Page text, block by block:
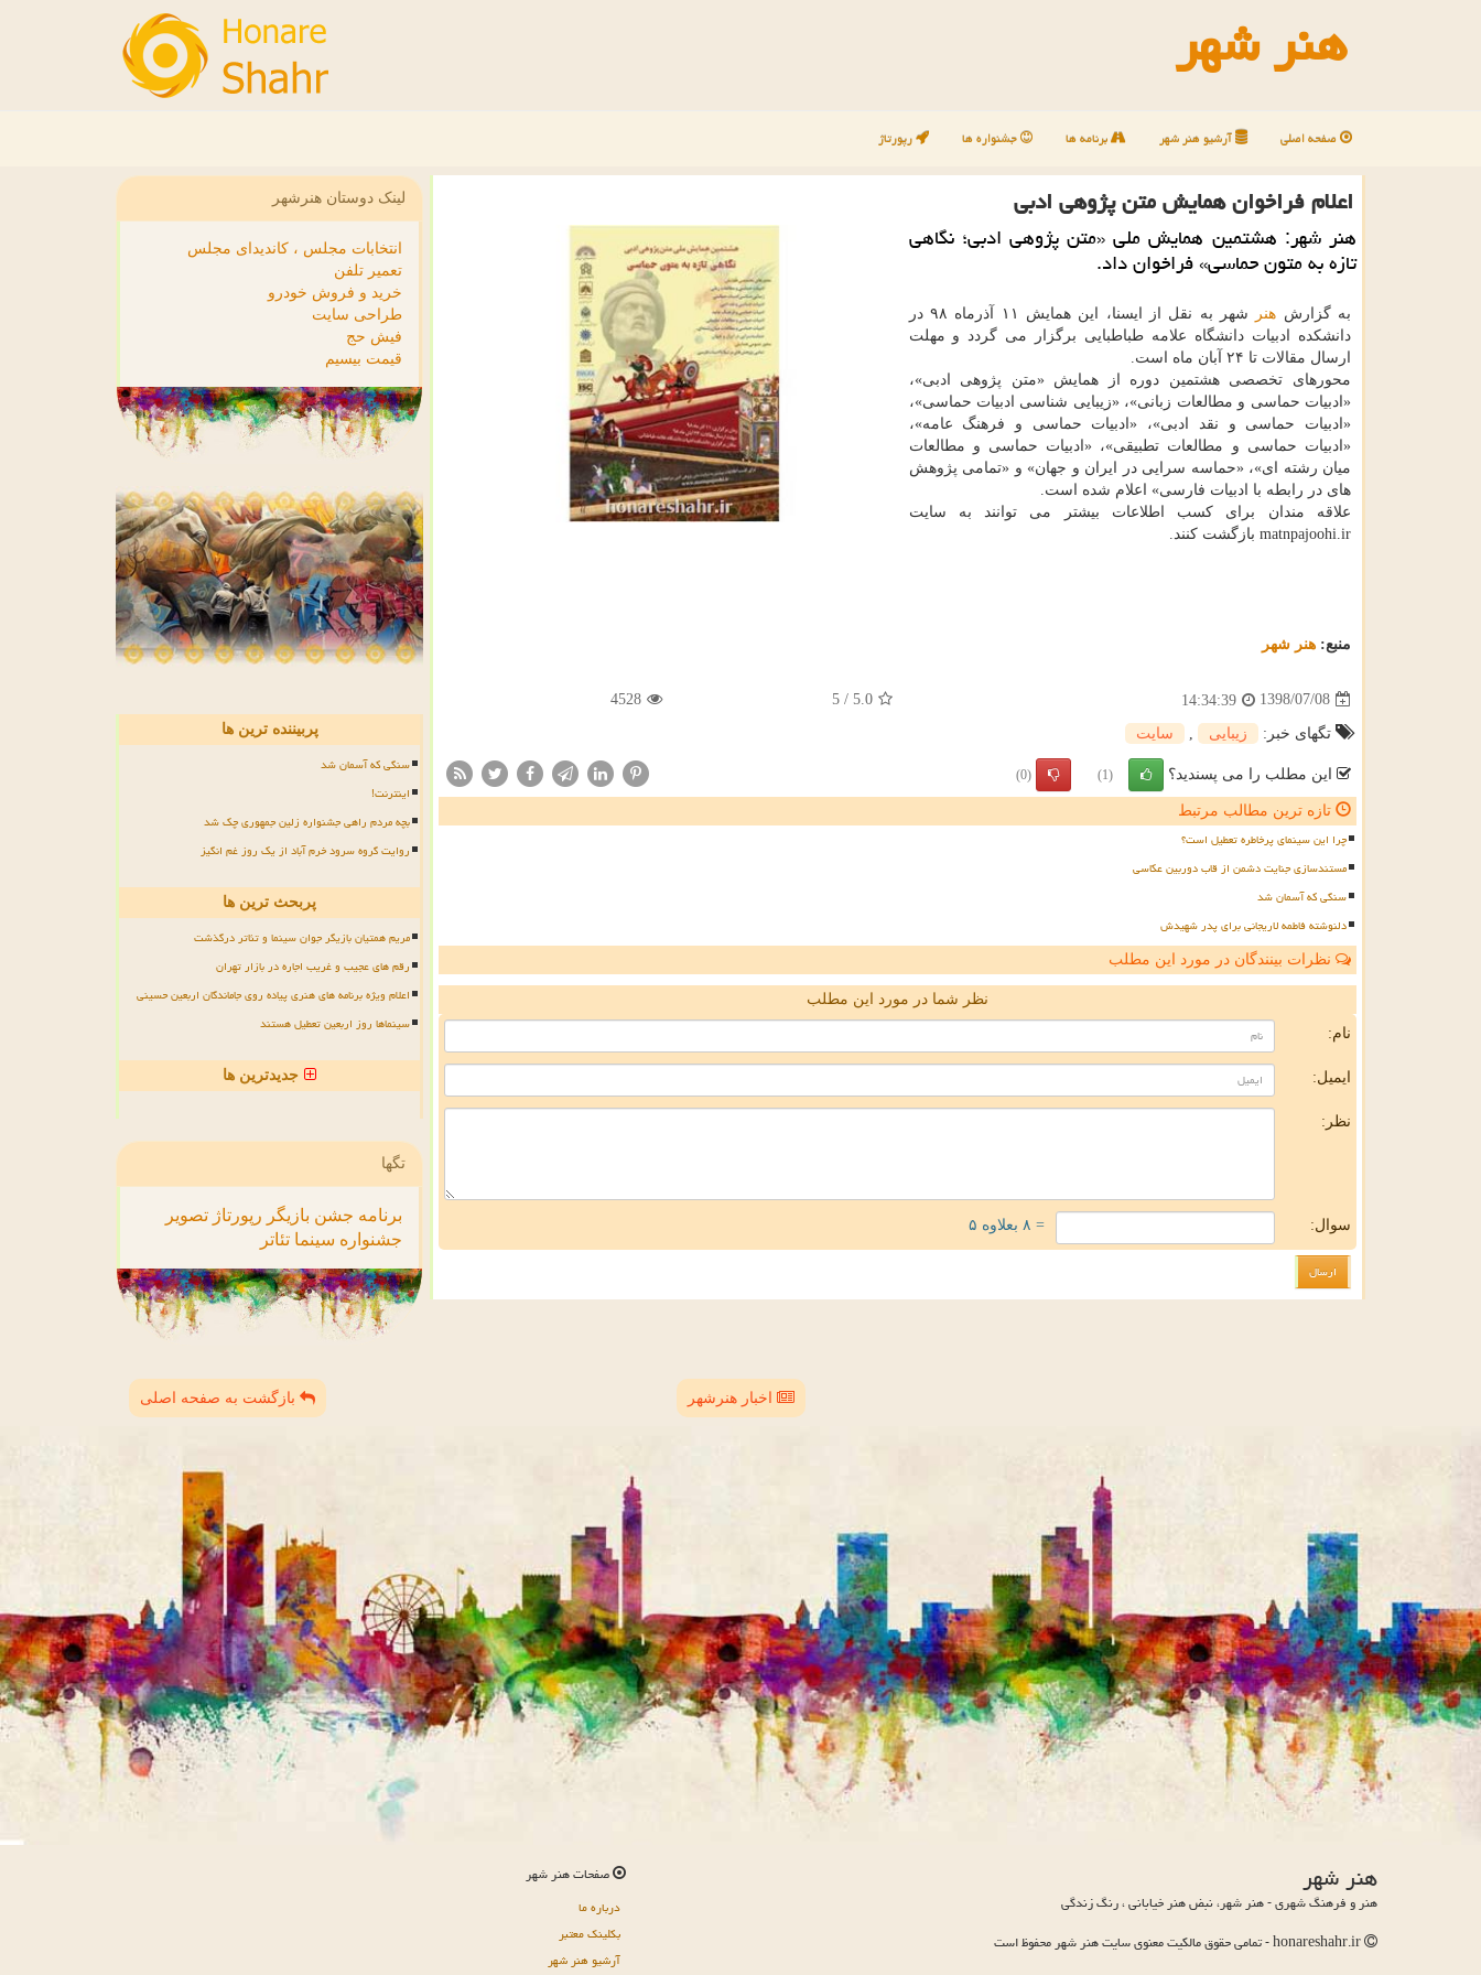
هنر شهر
صفحه اصلی آرشیو هنر شهر برنامه ها جشنواره ها رپورتاژ
اعلام فراخوان همایش متن پژوهی ادبی
هنر شهر: هشتمین همایش ملی «متن پژوهی ادبی؛ نگاهی
تازه به متون حماسی» فراخوان داد.
به گزارش هنر
شهر به نقل از ایسنا، این همایش ۱۱ آذرماه ۹۸ در
دانشكده ادبیات دانشگاه علامه طباطبایی برگزار می گردد و مهلت
ارسال مقالات تا ۲۴ آبان ماه است.
محورهای تخصصی هشتمین دوره از همایش «متن پژوهی ادبی»،
«ادبیات حماسی و مطالعات زبانی»، «زیبایی شناسی ادبیات حماسی»،
«ادبیات حماسی و نقد ادبی»، «ادبیات حماسی و فرهنگ عامه»،
«ادبیات حماسی و مطالعات تطبیقی»، «ادبیات حماسی و مطالعات
میان رشته ای»، «حماسه سرایی در ایران و جهان» و «تمامی پژوهش
های در رابطه با ادبیات فارسی» اعلام شده است.
علاقه مندان برای كسب اطلاعات بیشتر می توانند به سایت
matnpajoohi.ir بازگشت كنند.
منبع: هنر شهر
1398/07/08
14:34:39
5.0
/
5
4528
تگهای خبر: زیبایی سایت
این مطلب را می پسندید؟ (1)
(0)
تازه ترین مطالب مرتبط
چرا این سینمای پرخاطره تعطیل است؟
مستندسازی جنایت دشمن از قاب دوربین عکاسی
سنگی که آسمان شد
دلنوشته فاطمه لاریجانی برای پدر شهیدش
نظرات بینندگان در مورد این مطلب
نظر شما در مورد این مطلب
نام:
ایمیل:
نظر:
سوال: = ۸ بعلاوه ۵
لینک دوستان هنرشهر
انتخابات مجلس ، کاندیدای مجلس
تعمیر تلفن
خرید و فروش خودرو
طراحی سایت
فیش حج
قیمت بیسیم
پربیننده ترین ها
سنگی که آسمان شد
اینترنت!
بچه مردم راهی جشنواره زلین جمهوری چک شد
روایت گروه سرود خرم آباد از یک روز غم انگیز
پربحث ترین ها
مریم همتیان بازیگر جوان سینما و تئاتر درگذشت
رقم های عجیب و غریب اجاره در بازار تهران
اعلام ویژه برنامه های هنری پیاده روی جاماندگان اربعین حسینی
سینماها روز اربعین تعطیل هستند
جدیدترین ها
تگها
برنامه جشن بازیگر رپورتاژ تصویر
جشنواره سینما تئاتر
اخبار هنرشهر بازگشت به صفحه اصلی
هنر شهر
هنر و فرهنگ شهری - هنر شهر، نبض هنر خیابانی ، رنگ زندگی
صفحات هنر شهر
درباره ما
بکلینک معتبر
آرشیو هنر شهر